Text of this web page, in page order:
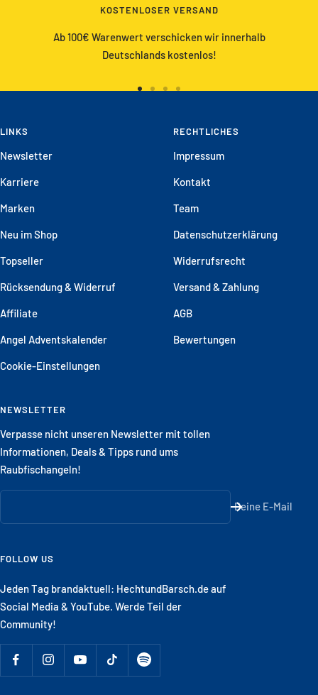
KOSTENLOSER VERSAND
Ab 100€ Warenwert verschicken wir innerhalb
Deutschlands kostenlos!
gehengehen
4
LINKS
Newsletter
Karriere
Marken
Neu im Shop
Topseller
Rücksendung & Widerruf
Affiliate
Angel Adventskalender
Cookie-Einstellungen
RECHTLICHES
Impressum
Kontakt
Team
Datenschutzerklärung
Widerrufsrecht
Versand & Zahlung
AGB
Bewertungen
NEWSLETTER
Verpasse nicht unseren Newsletter mit tollen
Informationen, Deals & Tipps rund ums
Raubfischangeln!
Deine E-Mail
FOLLOW US
Jeden Tag brandaktuell: HechtundBarsch.de auf
Social Media & YouTube. Werde Teil der
Community!